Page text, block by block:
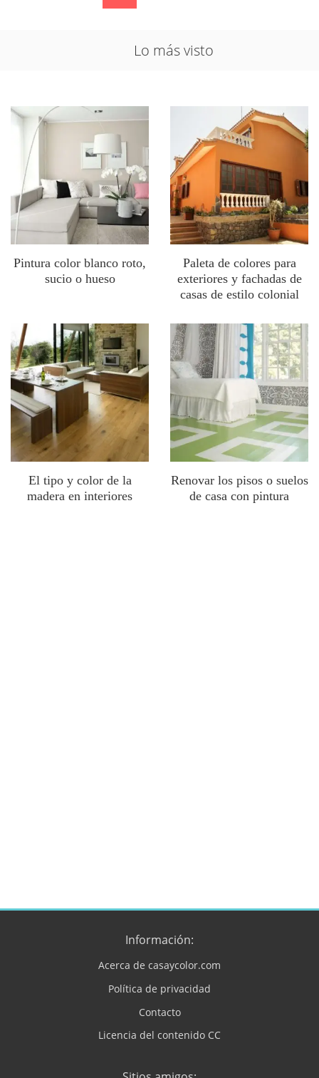
Lo más visto
Pintura color blanco roto,
sucio o hueso
Paleta de colores para
exteriores y fachadas de
casas de estilo colonial
El tipo y color de la
madera en interiores
Renovar los pisos o suelos
de casa con pintura
Información:
Acerca de casaycolor.com
Política de privacidad
Contacto
Licencia del contenido CC